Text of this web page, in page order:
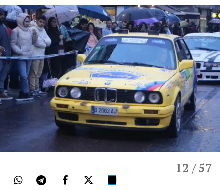
12 / 57